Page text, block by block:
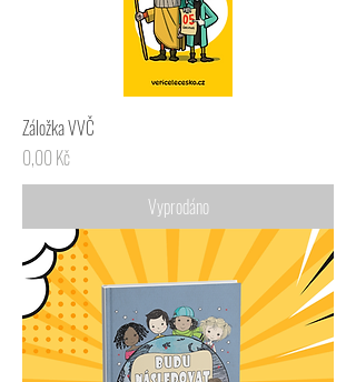
Záložka VVČ
Cena
0,00 Kč
Vyprodáno